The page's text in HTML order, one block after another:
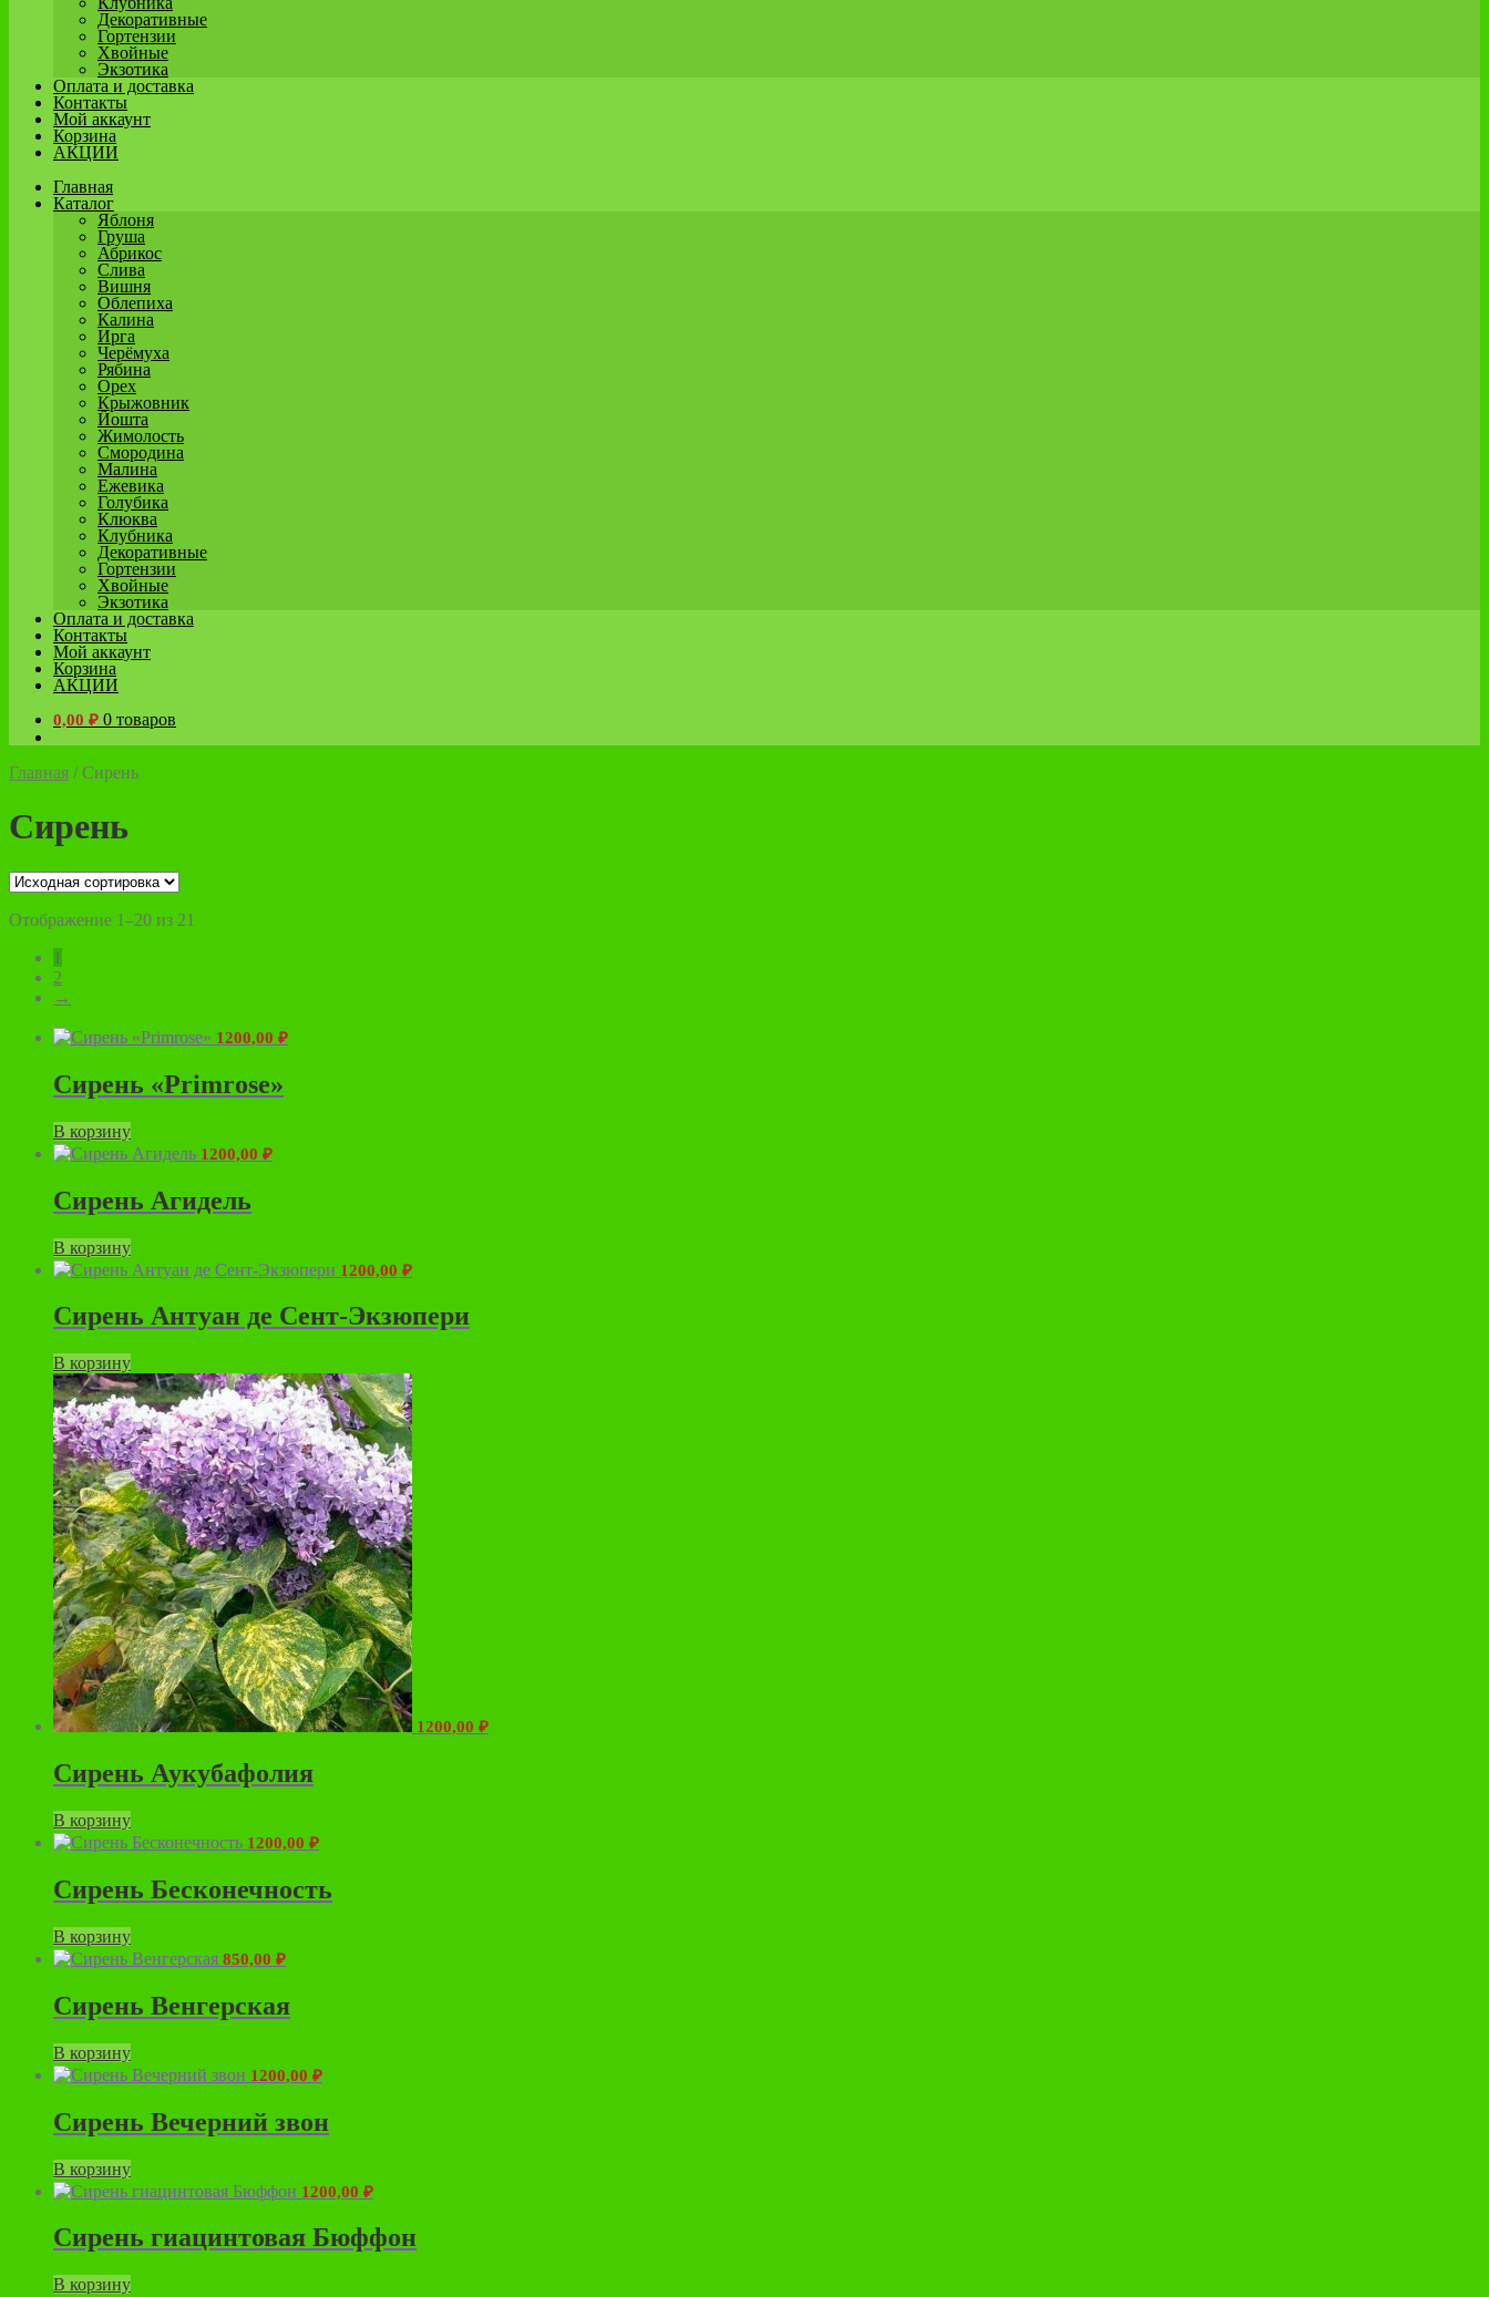
Декоративные
Гортензии
Хвойные
Экзотика
Оплата и доставка
Контакты
Мой аккаунт
Корзина
АКЦИИ
Главная
Каталог
Яблоня
Груша
Абрикос
Слива
Вишня
Облепиха
Калина
Ирга
Черёмуха
Рябина
Орех
Крыжовник
Йошта
Жимолость
Смородина
Малина
Ежевика
Голубика
Клюква
Клубника
Декоративные
Гортензии
Хвойные
Экзотика
Оплата и доставка
Контакты
Мой аккаунт
Корзина
АКЦИИ
0,00 ₽ 0 товаров
Главная /Сирень
Сирень
Отображение 1–20 из 21
1
2
→
1200,00 ₽
Сирень «Primrose»
В корзину
1200,00 ₽
Сирень Агидель
В корзину
1200,00 ₽
Сирень Антуан де Сент-Экзюпери
В корзину
1200,00 ₽
Сирень Аукубафолия
В корзину
1200,00 ₽
Сирень Бесконечность
В корзину
850,00 ₽
Сирень Венгерская
В корзину
1200,00 ₽
Сирень Вечерний звон
В корзину
1200,00 ₽
Сирень гиацинтовая Бюффон
В корзину